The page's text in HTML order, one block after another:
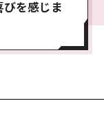
を感じま